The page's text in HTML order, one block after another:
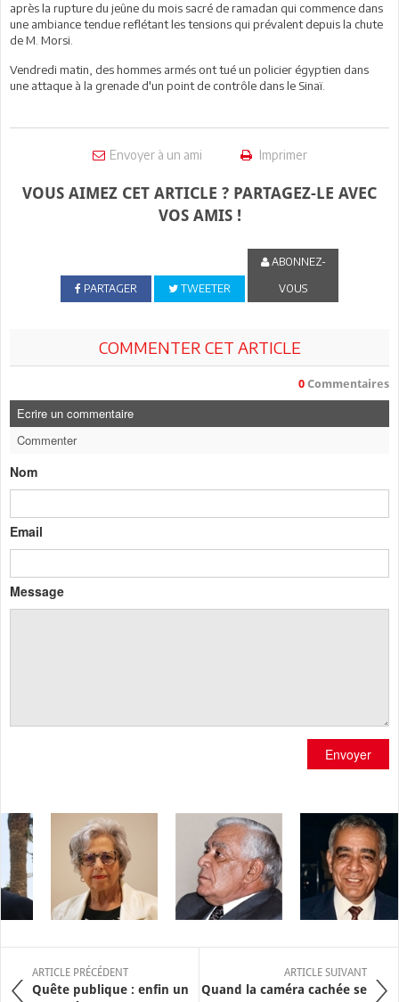
après la rupture du jeûne du mois sacré de ramadan qui commence dans
une ambiance tendue reflétant les tensions qui prévalent depuis la chute
de M. Morsi.
Vendredi matin, des hommes armés ont tué un policier égyptien dans
une attaque à la grenade d'un point de contrôle dans le Sinaï.
Envoyer à un ami Imprimer
VOUS AIMEZ CET ARTICLE ? PARTAGEZ-LE AVEC
VOS AMIS !
PARTAGER TWEETER
ABONNEZ-
VOUS
COMMENTER CET ARTICLE
0 Commentaires
Ecrire un commentaire
Commenter
Nom
Email
Message
Envoyer
ARTICLE PRÉCÉDENT
Quête publique : enfin un
ARTICLE SUIVANT
Quand la caméra cachée se